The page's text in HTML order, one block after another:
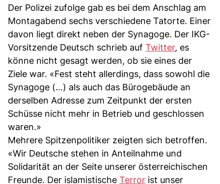
Der Polizei zufolge gab es bei dem Anschlag am
Montagabend sechs verschiedene Tatorte. Einer
davon liegt direkt neben der Synagoge. Der IKG-
Vorsitzende Deutsch schrieb auf Twitter, es
könne nicht gesagt werden, ob sie eines der
Ziele war. «Fest steht allerdings, dass sowohl die
Synagoge (...) als auch das Bürogebäude an
derselben Adresse zum Zeitpunkt der ersten
Schüsse nicht mehr in Betrieb und geschlossen
waren.»
Mehrere Spitzenpolitiker zeigten sich betroffen.
«Wir Deutsche stehen in Anteilnahme und
Solidarität an der Seite unserer österreichischen
Freunde. Der islamistische Terror ist unser